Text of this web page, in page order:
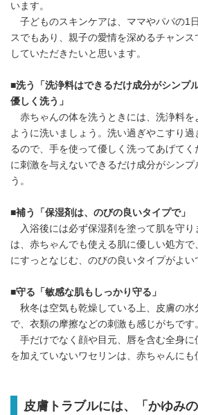
います。
子どものスキンケアは、ママやパパの1
スでもあり、親子の愛情を深めるチャン
していただきたいと思います。
■洗う「洗浄料はできるだけ成分がシンプ
優しく洗う」
赤ちゃんの体を洗うときには、洗浄料を
ように洗いましょう。洗い過ぎやこすり
るので、手を使って優しく洗ってあげて
に刺激を与えないできるだけ成分がシンプ
う。
■補う「保湿剤は、のびの良いタイプで」
入浴後には必ず保湿剤を塗って肌を守り
は、赤ちゃんでも使える肌に優しい処方
にすっとなじむ、のびの良いタイプがよい
■守る「敏感な肌もしっかり守る」
秋冬は空気も乾燥している上、皮膚の水
で、衣類の摩擦などの刺激も感じがちです
手だけでなく顔や目元、唇を含む全身に
を加えていないワセリンは、赤ちゃんにも
皮膚トラブルには、「かゆみ